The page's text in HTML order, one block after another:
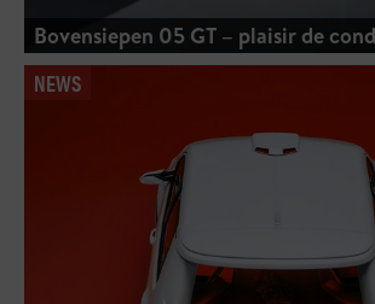
Bovensiepen 05 GT – plaisir de
NEWS